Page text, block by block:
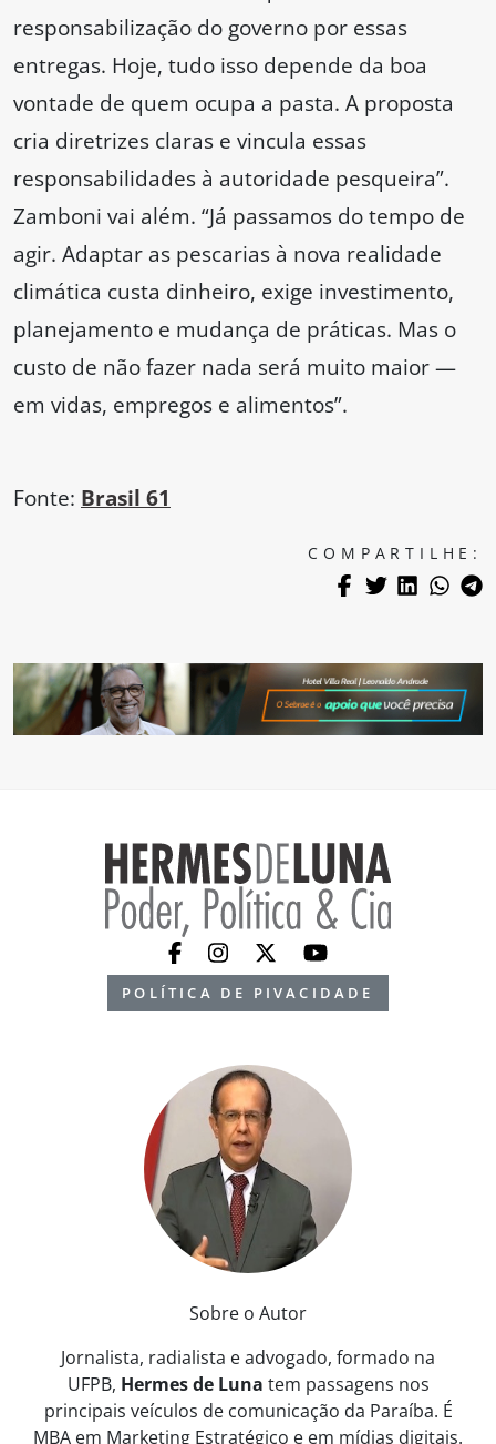
responsabilização do governo por essas
entregas. Hoje, tudo isso depende da boa
vontade de quem ocupa a pasta. A proposta
cria diretrizes claras e vincula essas
responsabilidades à autoridade pesqueira”.
Zamboni vai além. “Já passamos do tempo de
agir. Adaptar as pescarias à nova realidade
climática custa dinheiro, exige investimento,
planejamento e mudança de práticas. Mas o
custo de não fazer nada será muito maior —
em vidas, empregos e alimentos”.
Fonte: Brasil 61
COMPARTILHE:
POLÍTICA DE PIVACIDADE
Sobre o Autor
Jornalista, radialista e advogado, formado na
UFPB, Hermes de Luna tem passagens nos
principais veículos de comunicação da Paraíba. É
MBA em Marketing Estratégico e em mídias digitais.